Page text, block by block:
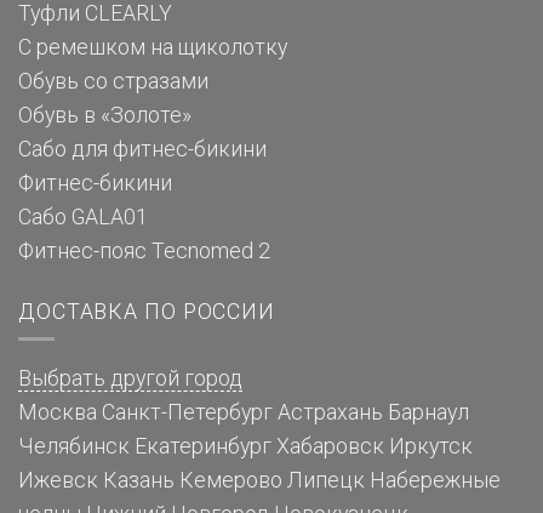
Туфли CLEARLY
С ремешком на щиколотку
Обувь со стразами
Обувь в «Золоте»
Сабо для фитнес-бикини
Фитнес-бикини
Сабо GALA01
Фитнес-пояс Tecnomed 2
ДОСТАВКА ПО РОССИИ
Выбрать другой город
Москва Санкт-Петербург Астрахань Барнаул
Челябинск Екатеринбург Хабаровск Иркутск
Ижевск Казань Кемерово Липецк Набережные